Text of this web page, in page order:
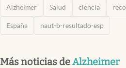
Alzheimer Salud ciencia
España naut-b-resultado-esp
Más noticias deAlzheimer